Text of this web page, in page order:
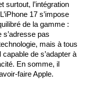
surtout, l’intégration
17 s’impose
de la gamme :
s’adresse pas
mais à tous
de s’adapter à
En somme, il
faire Apple.